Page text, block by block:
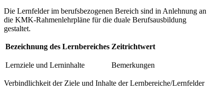
Die Lernfelder im berufsbezogenen Bereich sind in Anlehnung an
die KMK-Rahmenlehrpläne für die duale Berufsausbildung
gestaltet.
Bezeichnung des Lernbereiches Zeitrichtwert
Lernziele und Lerninhalte Bemerkungen
Verbindlichkeit der Ziele und Inhalte der Lernbereiche/Lernfelder